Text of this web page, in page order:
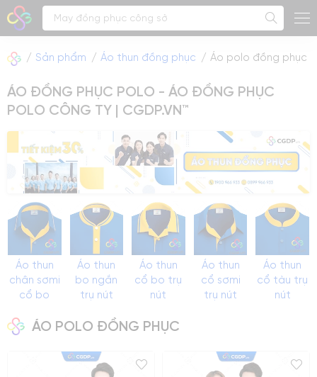
Sản phẩm Áo thun đồng phục Áo polo đồng phục
ÁO ĐỒNG PHỤC POLO - ÁO ĐỒNG PHỤC
POLO CÔNG TY | CGDP.VN™
Áo thun
chân sơmi
cổ bo
Áo thun
bo ngắn
trụ nút
Áo thun
cổ bo trụ
nút
Áo thun
cổ sơmi
trụ nút
Áo thun
cổ tàu trụ
nút
ÁO POLO ĐỒNG PHỤC